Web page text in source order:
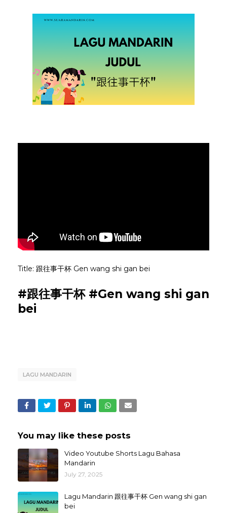
Title: 跟往事干杯 Gen wang shi gan bei
#跟往事干杯 #Gen wang shi gan
bei
LAGU MANDARIN
You may like these posts
Video Youtube Shorts Lagu Bahasa
Mandarin
July 27, 2025
Lagu Mandarin 跟往事干杯 Gen wang shi gan
bei